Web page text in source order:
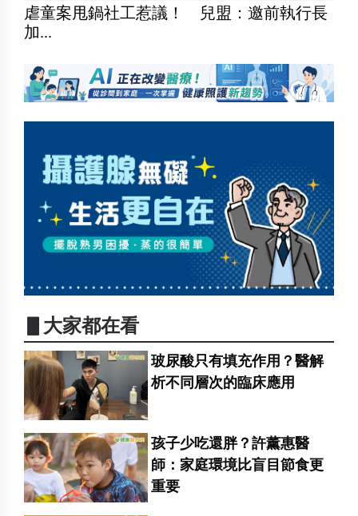
虐童案甩鍋社工惹議！ 兒盟：邀前執行長
加...
▋大家都在看
玻尿酸只有填充作用？醫解
析不同層次的臨床應用
孩子少吃還胖？許薰惠醫
師：家庭環境比盲目節食更
重要